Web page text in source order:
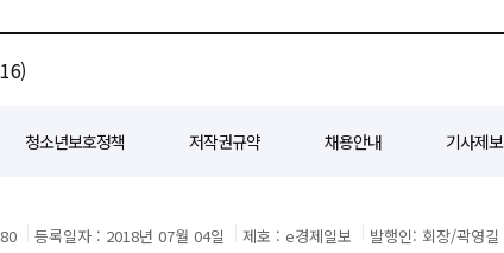
등 귀금속 현물 가격은 일제히 상승하며 불안한 시장 심리를 반영했다.
청소년보호정책 저작권규약 채용안내 기사제보
등록일자 : 2018년 07월 04일 제호 : e경제일보 발행인: 회장/곽영길